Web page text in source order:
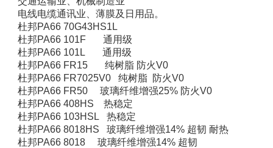
电线电缆通讯业、薄膜及日用品。
杜邦PA66 70G43HS1L
杜邦PA66 101F 通用级
杜邦PA66 101L 通用级
杜邦PA66 FR15 纯树脂 防火V0
杜邦PA66 FR7025V0 纯树脂 防火V0
杜邦PA66 FR50 玻璃纤维增强25% 防火V0
杜邦PA66 408HS 热稳定
杜邦PA66 103HSL 热稳定
杜邦PA66 8018HS 玻璃纤维增强14% 超韧 耐热
杜邦PA66 8018 玻璃纤维增强14% 超韧